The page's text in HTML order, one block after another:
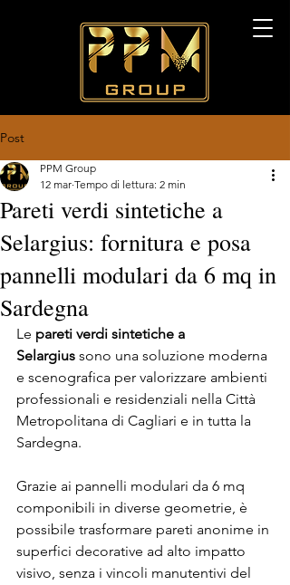
Post
Pareti verdi sintetiche a
Selargius: fornitura e posa
pannelli modulari da 6 mq in
Sardegna
PPM Group
12 mar Tempo di lettura: 2 min
Le pareti verdi sintetiche a
Selargius sono una soluzione moderna
e scenografica per valorizzare ambienti
professionali e residenziali nella Città
Metropolitana di Cagliari e in tutta la
Sardegna.
Grazie ai pannelli modulari da 6 mq
componibili in diverse geometrie, è
possibile trasformare pareti anonime in
superfici decorative ad alto impatto
visivo, senza i vincoli manutentivi del